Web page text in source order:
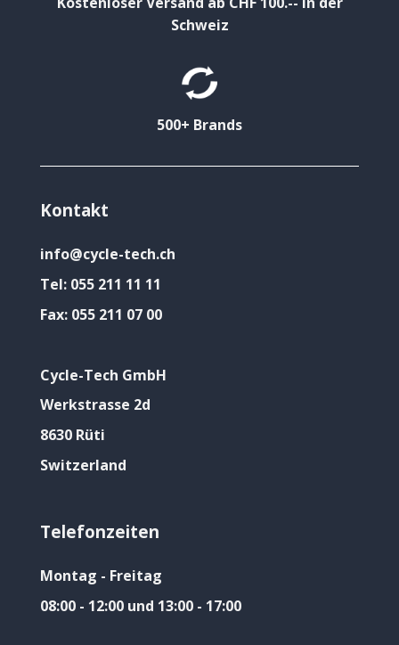
Schweiz
500+ Brands
Kontakt
info@cycle-tech.ch
Tel: 055 211 11 11
Fax: 055 211 07 00
Cycle-Tech GmbH
Werkstrasse 2d
8630 Rüti
Switzerland
Telefonzeiten
Montag - Freitag
08:00 - 12:00 und 13:00 - 17:00